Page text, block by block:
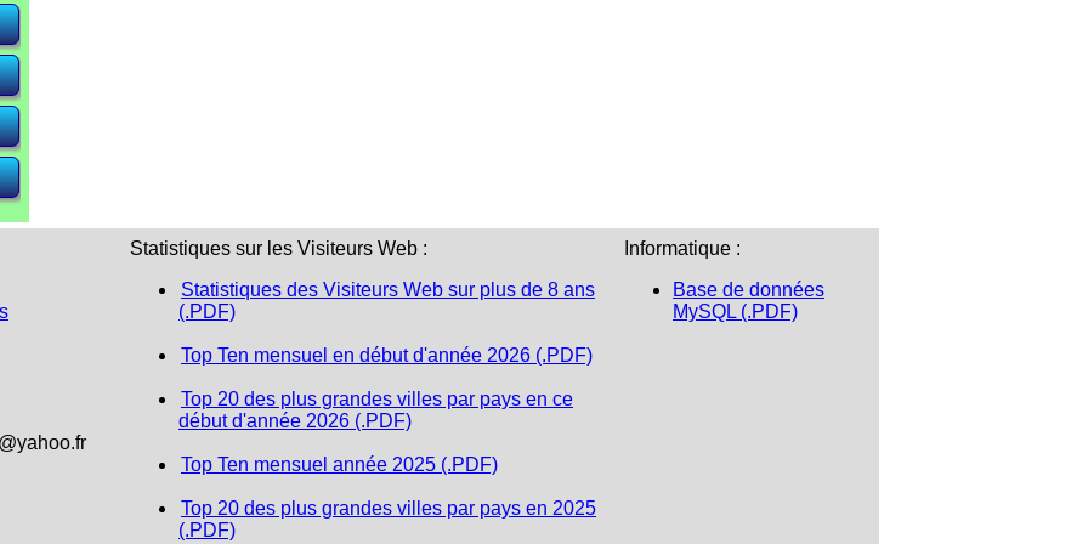
Statistiques sur les Visiteurs Web :
Statistiques des Visiteurs Web sur plus de 8 ans
(.PDF)
Top Ten mensuel en début d'année 2026 (.PDF)
Top 20 des plus grandes villes par pays en ce
début d'année 2026 (.PDF)
Top Ten mensuel année 2025 (.PDF)
Top 20 des plus grandes villes par pays en 2025
(.PDF)
Informatique :
Base de données
MySQL (.PDF)